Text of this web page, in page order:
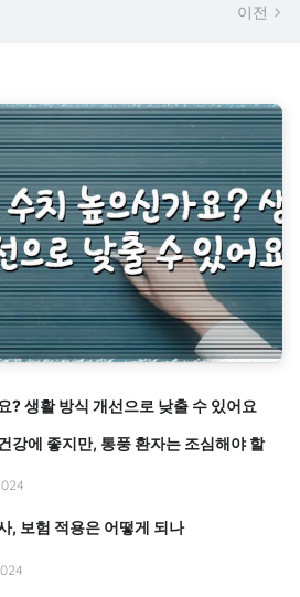
이전
? 생활 방식 개선으로 낮출 수 있어요
강에 좋지만, 통풍 환자는 조심해야 할
, 보험 적용은 어떻게 되나